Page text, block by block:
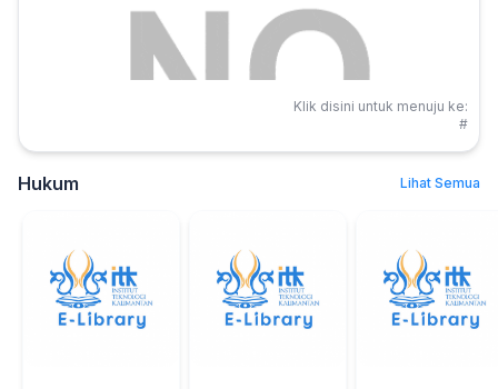
Klik disini untuk menuju ke:
#
Hukum Lihat Semua